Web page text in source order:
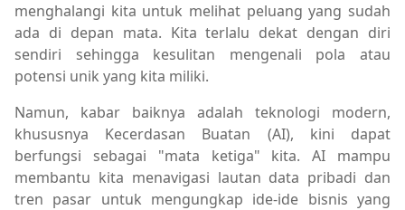
menghalangi kita untuk melihat peluang yang sudah
ada di depan mata. Kita terlalu dekat dengan diri
sendiri sehingga kesulitan mengenali pola atau
potensi unik yang kita miliki.
Namun, kabar baiknya adalah teknologi modern,
khususnya Kecerdasan Buatan (AI), kini dapat
berfungsi sebagai "mata ketiga" kita. AI mampu
membantu kita menavigasi lautan data pribadi dan
tren pasar untuk mengungkap ide-ide bisnis yang